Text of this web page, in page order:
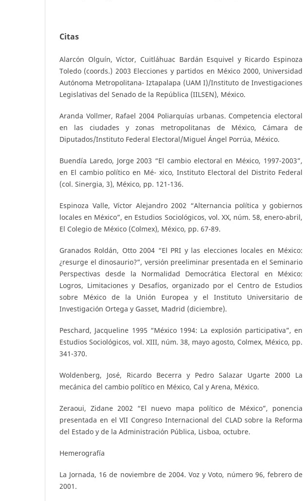
Citas
Alarcón Olguín, Víctor, Cuitláhuac Bardán Esquivel y Ricardo Espinoza
Toledo (coords.) 2003 Elecciones y partidos en México 2000, Universidad
Autónoma Metropolitana- Iztapalapa (UAM I)/Instituto de Investigaciones
Legislativas del Senado de la República (IILSEN), México.
Aranda Vollmer, Rafael 2004 Poliarquías urbanas. Competencia electoral
en las ciudades y zonas metropolitanas de México, Cámara de
Diputados/Instituto Federal Electoral/Miguel Ángel Porrúa, México.
Buendía Laredo, Jorge 2003 “El cambio electoral en México, 1997-2003”,
en El cambio político en Mé- xico, Instituto Electoral del Distrito Federal
(col. Sinergia, 3), México, pp. 121-136.
Espinoza Valle, Víctor Alejandro 2002 “Alternancia política y gobiernos
locales en México”, en Estudios Sociológicos, vol. XX, núm. 58, enero-abril,
El Colegio de México (Colmex), México, pp. 67-89.
Granados Roldán, Otto 2004 “El PRI y las elecciones locales en México:
¿resurge el dinosaurio?”, versión preeliminar presentada en el Seminario
Perspectivas desde la Normalidad Democrática Electoral en México:
Logros, Limitaciones y Desafíos, organizado por el Centro de Estudios
sobre México de la Unión Europea y el Instituto Universitario de
Investigación Ortega y Gasset, Madrid (diciembre).
Peschard, Jacqueline 1995 “México 1994: La explosión participativa”, en
Estudios Sociológicos, vol. XIII, núm. 38, mayo agosto, Colmex, México, pp.
341-370.
Woldenberg, José, Ricardo Becerra y Pedro Salazar Ugarte 2000 La
mecánica del cambio político en México, Cal y Arena, México.
Zeraoui, Zidane 2002 “El nuevo mapa político de México”, ponencia
presentada en el VII Congreso Internacional del CLAD sobre la Reforma
del Estado y de la Administración Pública, Lisboa, octubre.
Hemerografía
La Jornada, 16 de noviembre de 2004. Voz y Voto, número 96, febrero de
2001.